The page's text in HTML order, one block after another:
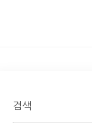
검색